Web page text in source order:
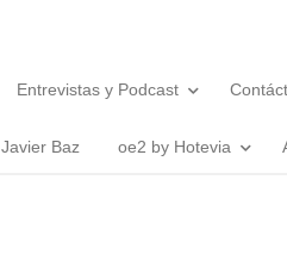
Entrevistas y Podcast
Javier Baz oe2 by Hotevia